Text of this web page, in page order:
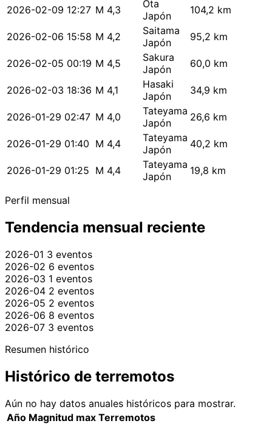
2026-02-09 12:27 M 4,3
Ōta
Japón
104,2 km
2026-02-06 15:58 M 4,2
Saitama
Japón
95,2 km
2026-02-05 00:19 M 4,5
Sakura
Japón
60,0 km
2026-02-03 18:36 M 4,1
Hasaki
Japón
34,9 km
2026-01-29 02:47 M 4,0
Tateyama
Japón
26,6 km
2026-01-29 01:40 M 4,4
Tateyama
Japón
40,2 km
2026-01-29 01:25 M 4,4
Tateyama
Japón
19,8 km
Perfil mensual
Tendencia mensual reciente
2026-01 3 eventos
2026-02 6 eventos
2026-03 1 eventos
2026-04 2 eventos
2026-05 2 eventos
2026-06 8 eventos
2026-07 3 eventos
Resumen histórico
Histórico de terremotos
Aún no hay datos anuales históricos para mostrar.
Año Magnitud max Terremotos